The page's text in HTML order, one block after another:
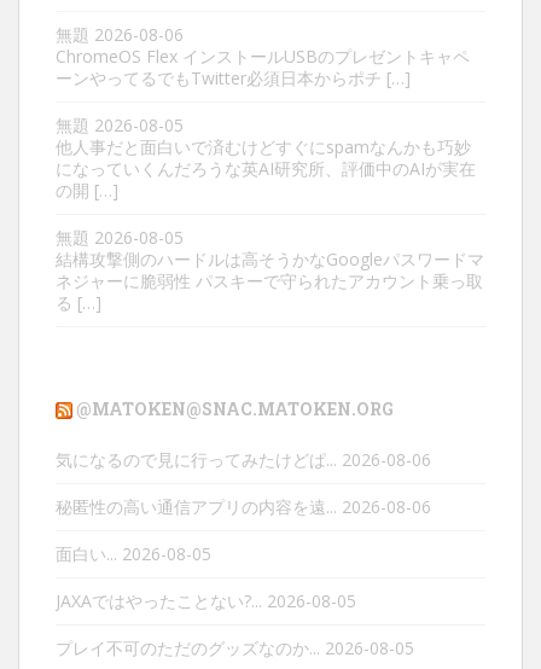
無題 2026-08-06
ChromeOS Flex インストールUSBのプレゼントキャペ
ーンやってるでもTwitter必須日本からポチ […]
無題 2026-08-05
他人事だと面白いで済むけどすぐにspamなんかも巧妙
になっていくんだろうな英AI研究所、評価中のAIが実在
の開 […]
無題 2026-08-05
結構攻撃側のハードルは高そうかなGoogleパスワードマ
ネジャーに脆弱性 パスキーで守られたアカウント乗っ取
る […]
@MATOKEN@SNAC.MATOKEN.ORG
気になるので見に行ってみたけどぱ... 2026-08-06
秘匿性の高い通信アプリの内容を遠... 2026-08-06
面白い... 2026-08-05
JAXAではやったことない?... 2026-08-05
プレイ不可のただのグッズなのか... 2026-08-05